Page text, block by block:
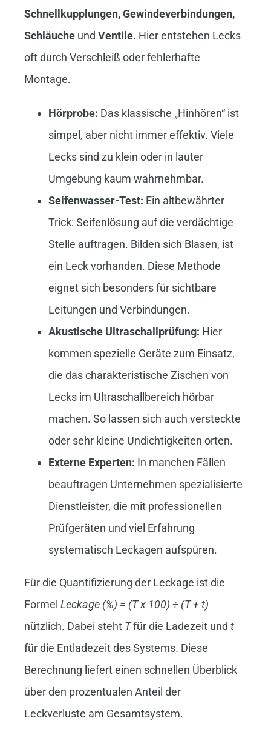
Schnellkupplungen, Gewindeverbindungen,
Schläucheund Ventile. Hier entstehen Lecks
oft durch Verschleiß oder fehlerhafte
Montage.
Hörprobe: Das klassische „Hinhören“ ist
simpel, aber nicht immer effektiv. Viele
Lecks sind zu klein oder in lauter
Umgebung kaum wahrnehmbar.
Seifenwasser-Test: Ein altbewährter
Trick: Seifenlösung auf die verdächtige
Stelle auftragen. Bilden sich Blasen, ist
ein Leck vorhanden. Diese Methode
eignet sich besonders für sichtbare
Leitungen und Verbindungen.
Akustische Ultraschallprüfung: Hier
kommen spezielle Geräte zum Einsatz,
die das charakteristische Zischen von
Lecks im Ultraschallbereich hörbar
machen. So lassen sich auch versteckte
oder sehr kleine Undichtigkeiten orten.
Externe Experten: In manchen Fällen
beauftragen Unternehmen spezialisierte
Dienstleister, die mit professionellen
Prüfgeräten und viel Erfahrung
systematisch Leckagen aufspüren.
Für die Quantifizierung der Leckage ist die
Formel Leckage (%) = (T x 100) ÷ (T + t)
nützlich. Dabei steht Tfür die Ladezeit und t
für die Entladezeit des Systems. Diese
Berechnung liefert einen schnellen Überblick
über den prozentualen Anteil der
Leckverluste am Gesamtsystem.